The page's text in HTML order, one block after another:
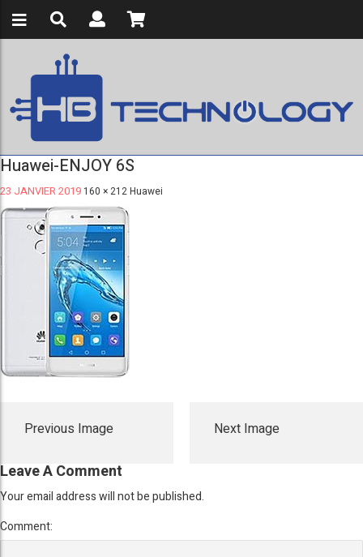
Huawei-ENJOY 6S
23 JANVIER 2019 160 × 212Huawei
Previous Image Next Image
Leave A Comment
Your email address will not be published.
Comment: